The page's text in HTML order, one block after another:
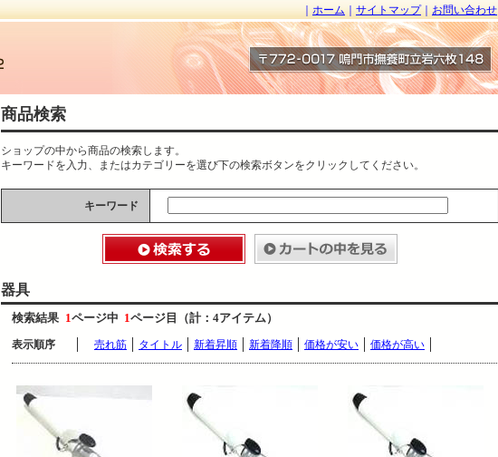
ホーム サイトマップ｜ お問い合わせ
商品検索
ショップの中から商品の検索します。
キーワードを入力、またはカテゴリーを選び下の検索ボタンをクリックしてください。
キーワード
器具
検索結果 1ページ中 1ページ目（計：4アイテム）
表示順序 売れ筋 タイトル 新着昇順 新着降順 価格が安い 価格が高い